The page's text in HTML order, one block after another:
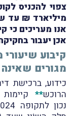
אנו מעריכים כי
אכן יעבור
קיבוע
מגורים
כידוע, ברכישת
הרוכש**
נכוןלתקופה 15.1.2025-16.1.2024, הינו